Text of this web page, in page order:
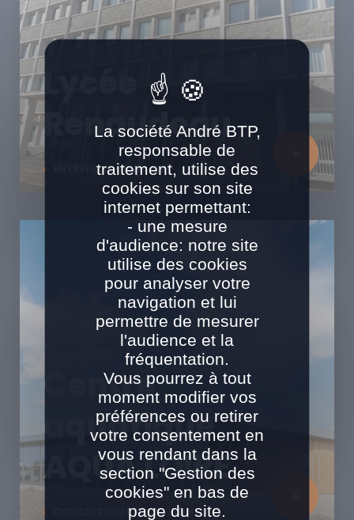
ENTREPRISE GÉNÉRALE
Lycée
Renaudeau
CONCEPTION RÉALISATION
Centre
aquatique
AQUA LOIRE
La société André BTP,
responsable de
traitement, utilise des
cookies sur son site
internet permettant:
- une mesure
d'audience: notre site
utilise des cookies
pour analyser votre
navigation et lui
permettre de mesurer
l'audience et la
fréquentation.
Vous pourrez à tout
moment modifier vos
préférences ou retirer
votre consentement en
vous rendant dans la
section "Gestion des
cookies" en bas de
page du site.